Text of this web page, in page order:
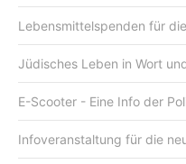
Lebensmittelspenden für
Jüdisches Leben in Wort
E-Scooter - Eine Info der
Infoveranstaltung für die